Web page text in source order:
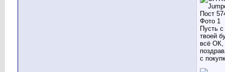
Пусть с
твоей
всё ОК,
с